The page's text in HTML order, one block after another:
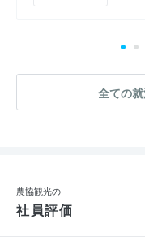
全ての
農協観光の
社員評価